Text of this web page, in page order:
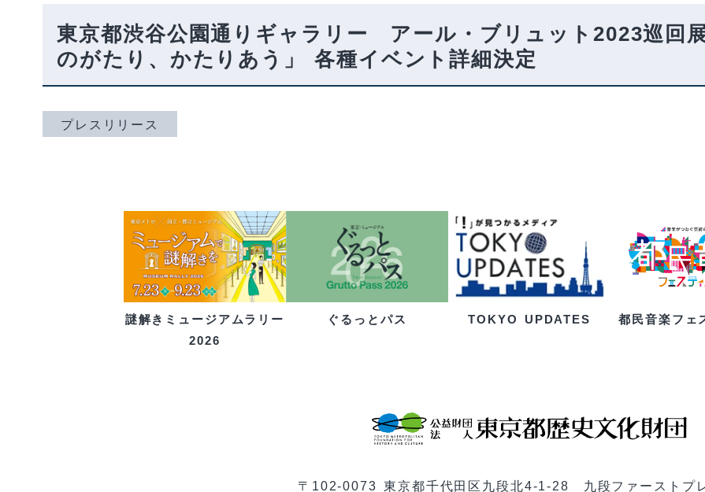
東京都渋谷公園通りギャラリー アール・ブリュット2023巡回
のがたり、かたりあう」 各種イベント詳細決定
プレスリリース
謎解きミュージアムラリー
2026
ぐるっとパス TOKYO UPDATES 都民音楽フェ
〒102-0073 東京都千代田区九段北4-1-28 九段ファーストプ